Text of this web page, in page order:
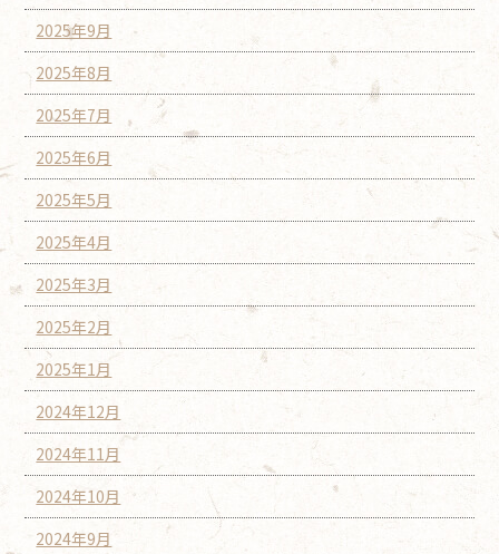
2025年9月
2025年8月
2025年7月
2025年6月
2025年5月
2025年4月
2025年3月
2025年2月
2025年1月
2024年12月
2024年11月
2024年10月
2024年9月